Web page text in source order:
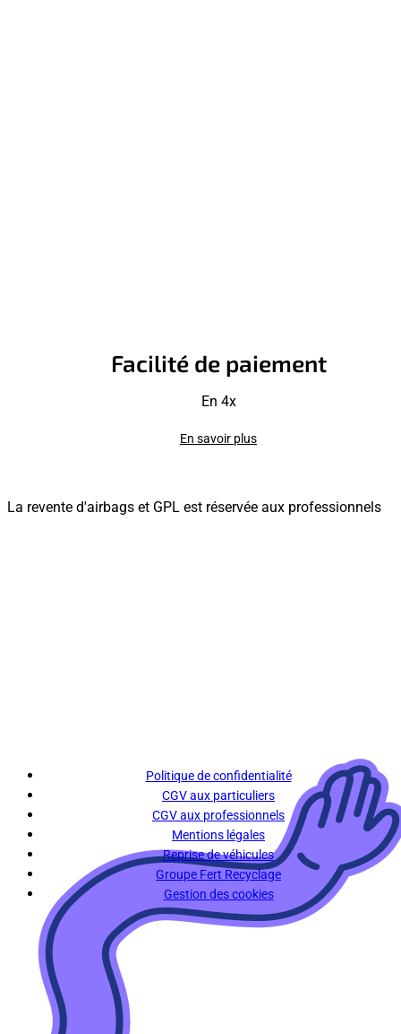
Facilité de paiement
En 4x
En savoir plus
La revente d'airbags et GPL est réservée aux professionnels
Politique de confidentialité
CGV aux particuliers
CGV aux professionnels
Mentions légales
Reprise de véhicules
Groupe Fert Recyclage
Gestion des cookies